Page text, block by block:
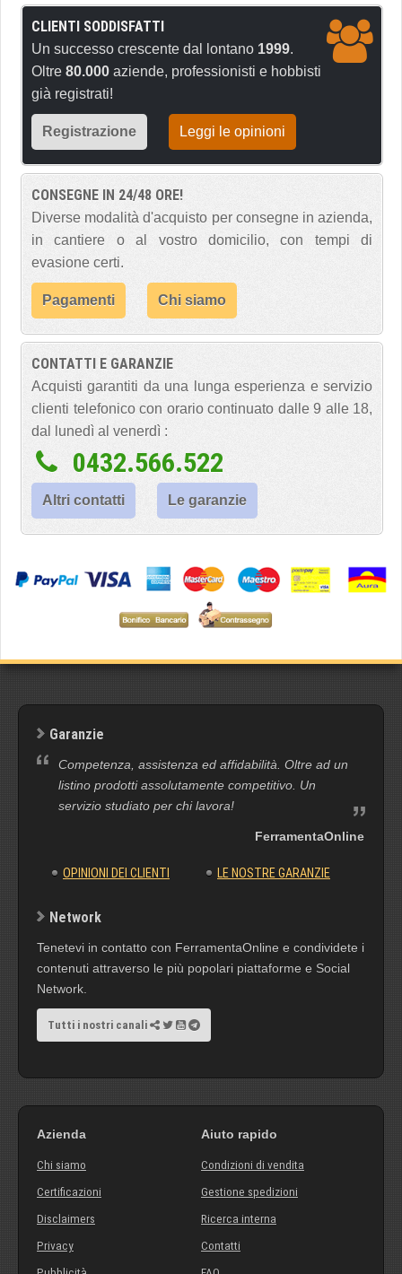
CLIENTI SODDISFATTI
Un successo crescente dal lontano 1999.
Oltre 80.000 aziende, professionisti e hobbisti
già registrati!
Registrazione Leggi le opinioni
CONSEGNE IN 24/48 ORE!
Diverse modalità d'acquisto per consegne in azienda,
in cantiere o al vostro domicilio, con tempi di
evasione certi.
Pagamenti Chi siamo
CONTATTI E GARANZIE
Acquisti garantiti da una lunga esperienza e servizio
clienti telefonico con orario continuato dalle 9 alle 18,
dal lunedì al venerdì :
0432.566.522
Altri contatti Le garanzie
Garanzie
Competenza, assistenza ed affidabilità. Oltre ad un
listino prodotti assolutamente competitivo. Un
servizio studiato per chi lavora!
FerramentaOnline
OPINIONI DEI CLIENTI LE NOSTRE GARANZIE
Network
Tenetevi in contatto con FerramentaOnline e condividete i
contenuti attraverso le più popolari piattaforme e Social
Network.
Tutti i nostri canali
Azienda
Chi siamo
Certificazioni
Disclaimers
Privacy
Aiuto rapido
Condizioni di vendita
Gestione spedizioni
Ricerca interna
Contatti